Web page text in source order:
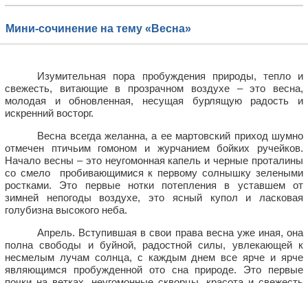
Мини-сочинение на тему «Весна»
Изумительная пора пробуждения природы, тепло и
свежесть, витающие в прозрачном воздухе – это весна,
молодая и обновленная, несущая бурлящую радость и
искренний восторг.
Весна всегда желанна, а ее мартовский приход шумно
отмечен птичьим гомоном и журчанием бойких ручейков.
Начало весны – это неугомонная капель и черные проталины
со смело
пробивающимися к первому солнышку зелеными
ростками. Это первые нотки потепления в уставшем от
зимней непогоды воздухе, это ясный купол и ласковая
голубизна высокого неба.
Апрель. Вступившая в свои права весна уже иная, она
полна свободы и буйной, радостной силы, увлекающей к
несмелым лучам солнца, с каждым днем все ярче и ярче
являющимся пробужденной ото сна природе. Это первые